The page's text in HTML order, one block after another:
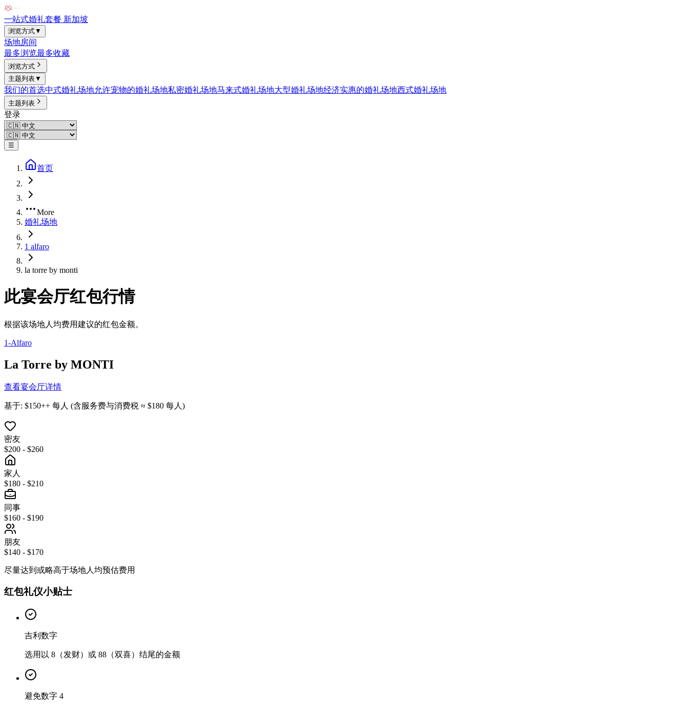
一站式婚礼套餐 新加坡
浏览方式▼
场地房间
最多浏览最多收藏
浏览方式
主题列表▼
我们的首选中式婚礼场地允许宠物的婚礼场地私密婚礼场地马来式婚礼场地大型婚礼场地经济实惠的婚礼场地西式婚礼场地
主题列表
登录
☰
首页
More
婚礼场地
1 alfaro
la torre by monti
此宴会厅红包行情
根据该场地人均费用建议的红包金额。
1-Alfaro
La Torre by MONTI
查看宴会厅详情
基于: $150++ 每人 (含服务费与消费税 ≈ $180 每人 )
密友
$200 - $260
家人
$180 - $210
同事
$160 - $190
朋友
$140 - $170
尽量达到或略高于场地人均预估费用
红包礼仪小贴士
吉利数字
选用以 8（发财）或 88（双喜）结尾的金额
避免数字 4